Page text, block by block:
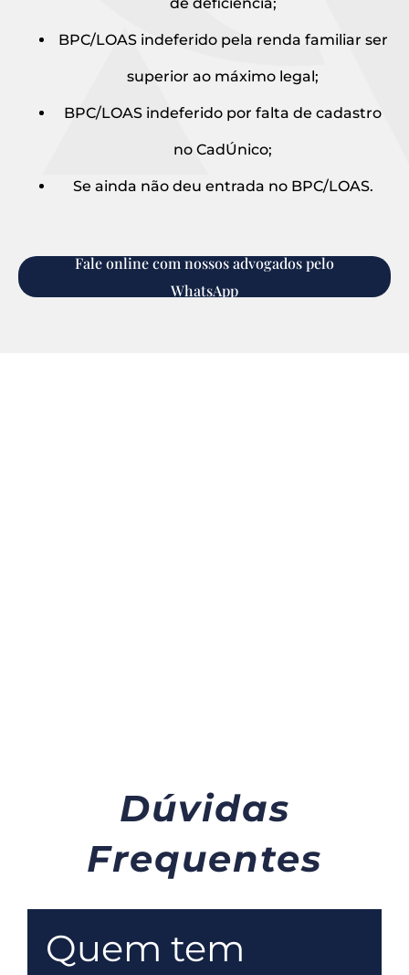
BPC/LOAS indeferido pela renda familiar ser
superior ao máximo legal;
BPC/LOAS indeferido por falta de cadastro
no CadÚnico;
Se ainda não deu entrada no BPC/LOAS.
Fale online com nossos advogados pelo
WhatsApp
Dúvidas
Frequentes
Quem tem